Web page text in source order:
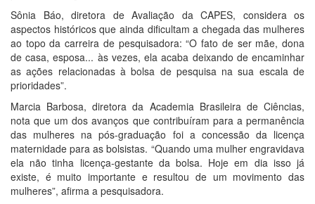
Sônia Báo, diretora de Avaliação da CAPES, considera os
aspectos históricos que ainda dificultam a chegada das mulheres
ao topo da carreira de pesquisadora: “O fato de ser mãe, dona
de casa, esposa... às vezes, ela acaba deixando de encaminhar
as ações relacionadas à bolsa de pesquisa na sua escala de
prioridades”.
Marcia Barbosa, diretora da Academia Brasileira de Ciências,
nota que um dos avanços que contribuíram para a permanência
das mulheres na pós-graduação foi a concessão da licença
maternidade para as bolsistas. “Quando uma mulher engravidava
ela não tinha licença-gestante da bolsa. Hoje em dia isso já
existe, é muito importante e resultou de um movimento das
mulheres”, afirma a pesquisadora.